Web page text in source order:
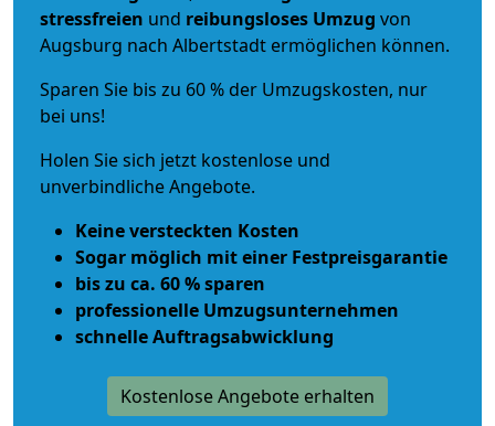
stressfreien und reibungsloses Umzug von
Augsburg nach Albertstadt ermöglichen können.
Sparen Sie bis zu 60 % der Umzugskosten, nur
bei uns!
Holen Sie sich jetzt kostenlose und
unverbindliche Angebote.
Keine versteckten Kosten
Sogar möglich mit einer Festpreisgarantie
bis zu ca. 60 % sparen
professionelle Umzugsunternehmen
schnelle Auftragsabwicklung
Kostenlose Angebote erhalten